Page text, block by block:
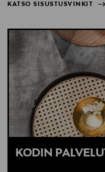
KATSO SISUSTUSVINKIT
KATSO SISUSTUSVINKIT
KODIN